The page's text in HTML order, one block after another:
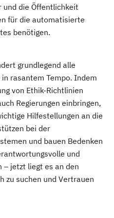
und die Öffentlichkeit
für die automatisierte
benötigen.
grundlegend alle
rasantem Tempo. Indem
von Ethik-Richtlinien
Regierungen einbringen,
Hilfestellungen an die
bei der
und bauen Bedenken
und
– jetzt liegt es an den
zu suchen und Vertrauen